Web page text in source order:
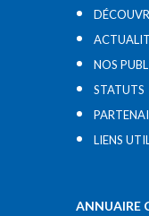
NOS
STATUTS
LIENS
ANNUAIRE